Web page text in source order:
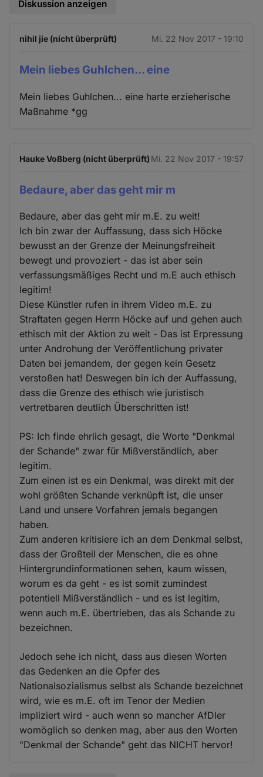
Diskussion anzeigen
nihil jie (nicht überprüft) Mi. 22 Nov 2017 - 19:10
Mein liebes Guhlchen... eine
Mein liebes Guhlchen... eine harte erzieherische
Maßnahme *gg
Hauke Voßberg (nicht überprüft) Mi. 22 Nov 2017 - 19:57
Bedaure, aber das geht mir m
Bedaure, aber das geht mir m.E. zu weit!
Ich bin zwar der Auffassung, dass sich Höcke
bewusst an der Grenze der Meinungsfreiheit
bewegt und provoziert - das ist aber sein
verfassungsmäßiges Recht und m.E auch ethisch
legitim!
Diese Künstler rufen in ihrem Video m.E. zu
Straftaten gegen Herrn Höcke auf und gehen auch
ethisch mit der Aktion zu weit - Das ist Erpressung
unter Androhung der Veröffentlichung privater
Daten bei jemandem, der gegen kein Gesetz
verstoßen hat! Deswegen bin ich der Auffassung,
dass die Grenze des ethisch wie juristisch
vertretbaren deutlich Überschritten ist!
PS: Ich finde ehrlich gesagt, die Worte "Denkmal
der Schande" zwar für Mißverständlich, aber
legitim.
Zum einen ist es ein Denkmal, was direkt mit der
wohl größten Schande verknüpft ist, die unser
Land und unsere Vorfahren jemals begangen
haben.
Zum anderen kritisiere ich an dem Denkmal selbst,
dass der Großteil der Menschen, die es ohne
Hintergrundinformationen sehen, kaum wissen,
worum es da geht - es ist somit zumindest
potentiell Mißverständlich - und es ist legitim,
wenn auch m.E. übertrieben, das als Schande zu
bezeichnen.
Jedoch sehe ich nicht, dass aus diesen Worten
das Gedenken an die Opfer des
Nationalsozialismus selbst als Schande bezeichnet
wird, wie es m.E. oft im Tenor der Medien
impliziert wird - auch wenn so mancher AfDler
womöglich so denken mag, aber aus den Worten
"Denkmal der Schande" geht das NICHT hervor!